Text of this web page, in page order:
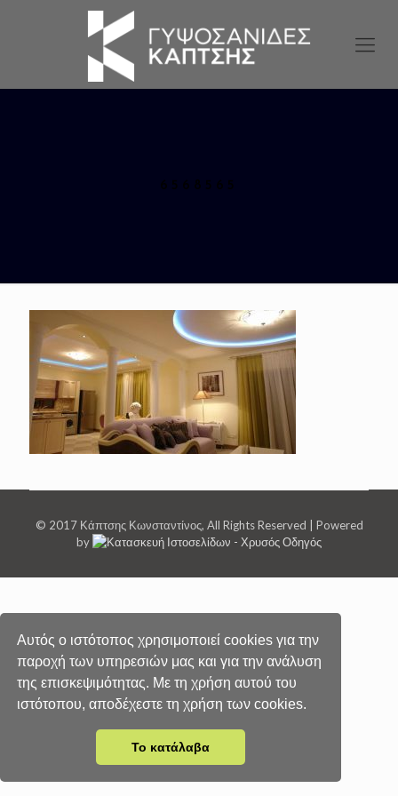
Αυτός ο ιστότοπος χρησιμοποιεί cookies για την
παροχή των υπηρεσιών μας και για την ανάλυση
της επισκεψιμότητας. Με τη χρήση αυτού του
ιστότοπου, αποδέχεστε τη χρήση των cookies.
Το κατάλαβα
6568565
© 2017 Κάπτσης Κωνσταντίνος, All Rights Reserved | Powered
by